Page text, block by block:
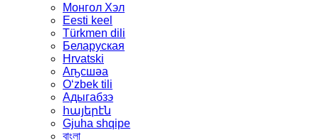
Монгол Хэл
Eesti keel
Türkmen dili
Беларуская
Hrvatski
Аҧсшәа
Oʻzbek tili
Адыгабзэ
հայերէն
Gjuha shqipe
বাংলা